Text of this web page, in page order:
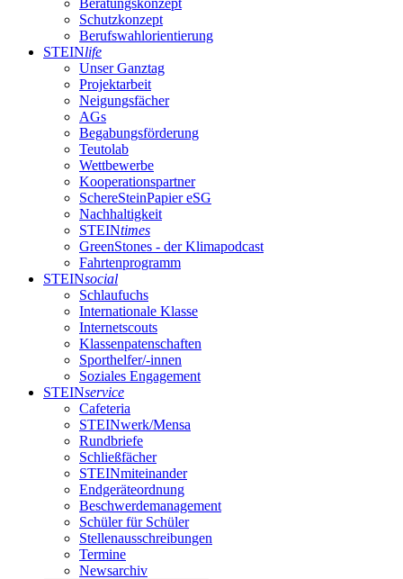
Beratungskonzept
Schutzkonzept
Berufswahlorientierung
STEINlife
Unser Ganztag
Projektarbeit
Neigungsfächer
AGs
Begabungsförderung
Teutolab
Wettbewerbe
Kooperationspartner
SchereSteinPapier eSG
Nachhaltigkeit
STEINtimes
GreenStones - der Klimapodcast
Fahrtenprogramm
STEINsocial
Schlaufuchs
Internationale Klasse
Internetscouts
Klassenpatenschaften
Sporthelfer/-innen
Soziales Engagement
STEINservice
Cafeteria
STEINwerk/Mensa
Rundbriefe
Schließfächer
STEINmiteinander
Endgeräteordnung
Beschwerdemanagement
Schüler für Schüler
Stellenausschreibungen
Termine
Newsarchiv